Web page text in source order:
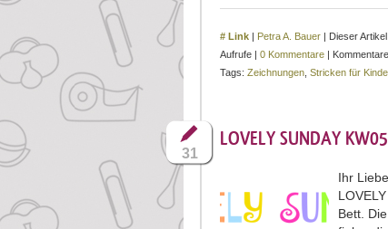
# Link | Petra A. Bauer | Dieser
Aufrufe | 0 Kommentare |
Tags: Zeichnungen Stricken für
31
LOVELY SUNDAY
Ihr
Bett.